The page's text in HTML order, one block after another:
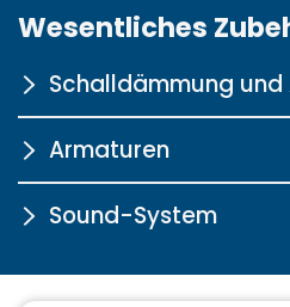
Wesentliches
Schalldämmung
Mehr
Armaturen
S3000
Mehr
Sound-System